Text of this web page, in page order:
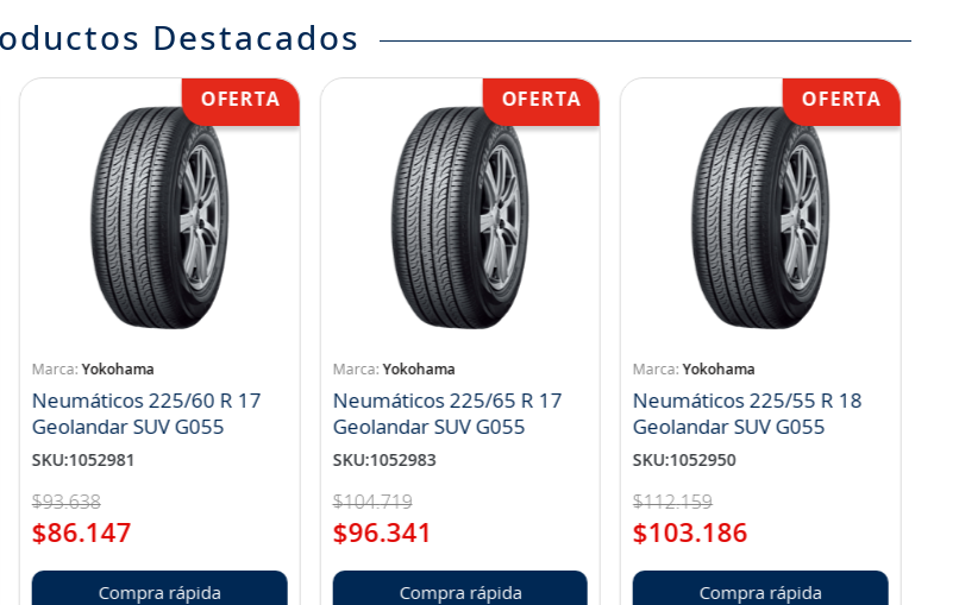
Destacados
Yokohama
Neumáticos 225/60 R 17
Geolandar SUV G055
SKU:1052981
$93.638
$86.147
Compra rápida
Yokohama
Neumáticos 225/65 R 17
Geolandar SUV G055
SKU:1052983
$104.719
$96.341
Compra rápida
Yokohama
Neumáticos 225/55 R 18
Geolandar SUV G055
SKU:1052950
$112.159
$103.186
Compra rápida